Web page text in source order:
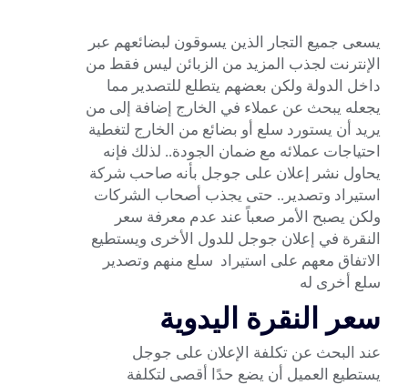
يسعى جميع التجار الذين يسوقون لبضائعهم عبر
الإنترنت لجذب المزيد من الزبائن ليس فقط من
داخل الدولة ولكن بعضهم يتطلع للتصدير مما
يجعله يبحث عن عملاء في الخارج إضافة إلى من
يريد أن يستورد سلع أو بضائع من الخارج لتغطية
احتياجات عملائه مع ضمان الجودة.. لذلك فإنه
يحاول نشر إعلان على جوجل بأنه صاحب شركة
استيراد وتصدير.. حتى يجذب أصحاب الشركات
ولكن يصبح الأمر صعباً عند عدم معرفة سعر
النقرة في إعلان جوجل للدول الأخرى ويستطيع
الاتفاق معهم على استيراد سلع منهم وتصدير
سلع أخرى له
سعر النقرة اليدوية
عند البحث عن تكلفة الإعلان على جوجل
يستطيع العميل أن يضع حدًا أقصى لتكلفة